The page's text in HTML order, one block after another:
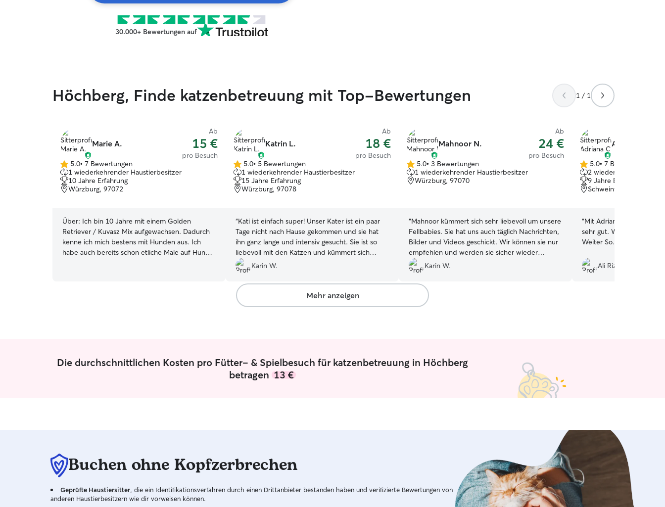
30.000+ Bewertungen auf
Höchberg, Finde katzenbetreuung mit Top-Bewertungen 1 / 1
Marie A.
Ab
15 €
pro Besuch
5.0
von
5
Sternen
5.0• 7 Bewertungen
1 wiederkehrender Haustierbesitzer
10 Jahre Erfahrung
Würzburg, 97072
Über: Ich bin 10 Jahre mit einem Golden
Retriever / Kuvasz Mix aufgewachsen. Dadurch
kenne ich mich bestens mit Hunden aus. Ich
habe auch bereits schon etliche Male auf Hunde
Auslauf sorgen.
Katrin L.
Ab
18 €
pro Besuch
5.0
von
5
Sternen
5.0• 5 Bewertungen
1 wiederkehrender Haustierbesitzer
15 Jahre Erfahrung
Würzburg, 97078
“Kati ist einfach super! Unser Kater ist ein paar
Tage nicht nach Hause gekommen und sie hat
ihn ganz lange und intensiv gesucht. Sie ist so
liebevoll mit den Katzen und kümmert sich
immer sehr um ihr Wohlergehen. Kati ist ein
Geschenk für uns! Danke für alles!!! ❤️
Karin W.
Mahnoor N.
Ab
24 €
pro Besuch
5.0
von
5
5.0• 3 Bewertungen
1 wiederkehrender Haustierbesitzer
Würzburg, 97070
“Mahnoor kümmert sich sehr liebevoll um unsere
Fellbabies. Sie hat uns auch täglich Nachrichten,
Bilder und Videos geschickt. Wir können sie nur
empfehlen und werden sie sicher wieder
buchen!”
Karin W.
Adriana C.
5.0
von
5
Sternen
5.0• 7 Bewertungen
2 wiederkehrende
9 Jahre Erfahrung
Schweinfurt, 97424
“Mit Adriana waren wir
sehr gut. Wir würden
Weiter So.
Ali Riza A.
Mehr anzeigen
Die durchschnittlichen Kosten pro Fütter- & Spielbesuch für katzenbetreuung in Höchberg
betragen13 €
Buchen ohne Kopfzerbrechen
Geprüfte Haustiersitter , die ein Identifikationsverfahren durch einen Drittanbieter bestanden haben und verifizierte Bewertungen von
anderen Haustierbesitzern wie dir vorweisen können.